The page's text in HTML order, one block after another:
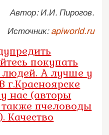
Автор: И.И. Пирогов.
Источник: apiworld.ru
покупать
А лучше у
г.Красноярске
нас (авторы
также пчеловоды
Качество